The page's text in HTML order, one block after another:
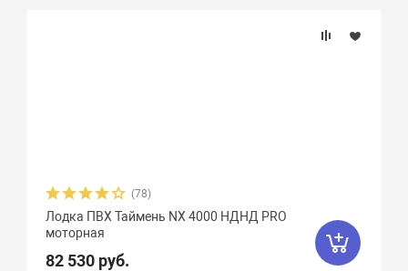
(78)
Лодка ПВХ Таймень NX 4000 НДНД PRO
моторная
82 530 руб.